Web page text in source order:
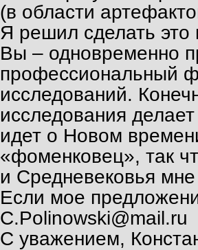
(в области
Я решил сделать
Вы – одновременно
профессиональный
исследований.
исследования
идет о Новом
«фоменковец», так
и Средневековья
Если мое
C.Polinowski@mail.ru
С уважением,